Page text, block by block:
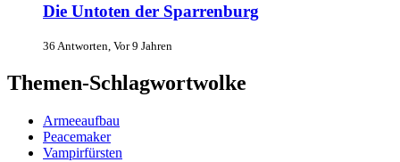
Die Untoten der Sparrenburg
36 Antworten, Vor 9 Jahren
Themen-Schlagwortwolke
Armeeaufbau
Peacemaker
Vampirfürsten